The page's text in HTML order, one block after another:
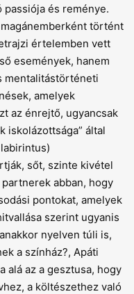
passiója és reménye.
történt
értelemben vett
események, hanem
mentalitástörténeti
amelyek
az énrejtő, ugyancsak
iskolázottsága” által
sőt, szinte kivétel
abban, hogy
pontokat, amelyek
szerint ugyanis
nyelven túli is,
a színház?, Apáti
alá az a gesztusa, hogy
a költészethez való